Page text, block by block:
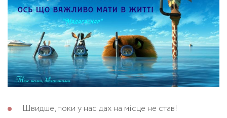
Швидше, поки у нас дах на місце не став!